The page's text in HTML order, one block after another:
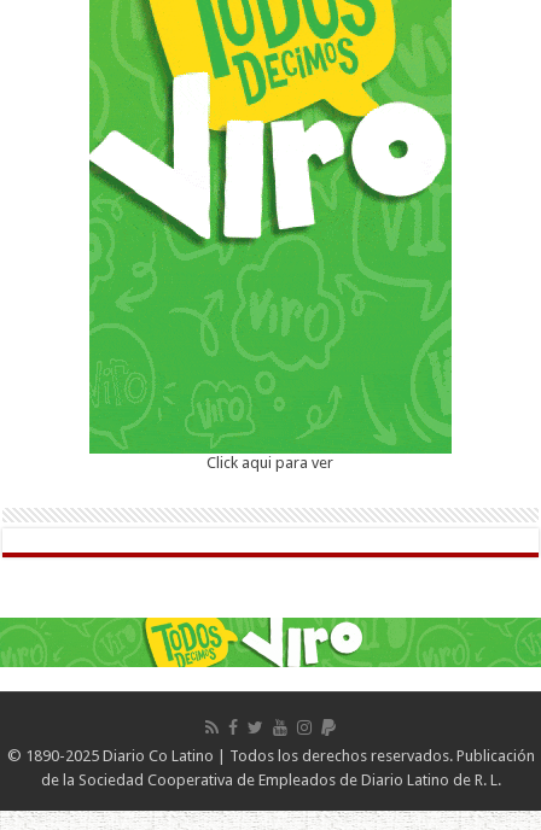
Click aqui para ver
© 1890-2025 Diario Co Latino | Todos los derechos reservados. Publicación
de la Sociedad Cooperativa de Empleados de Diario Latino de R. L.